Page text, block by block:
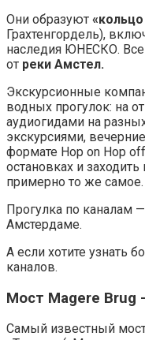
Они образуют
Грахтенгордель),
наследия ЮНЕСКО.
от реки Амстел.
Экскурсионные
водных прогулок: на
аудиогидами на
экскурсиями,
формате Hop on Hop
остановках и
примерно то же самое.
Прогулка по каналам
Амстердаме.
А если хотите узнать
каналов.
Мост Magere Brug
Самый известный